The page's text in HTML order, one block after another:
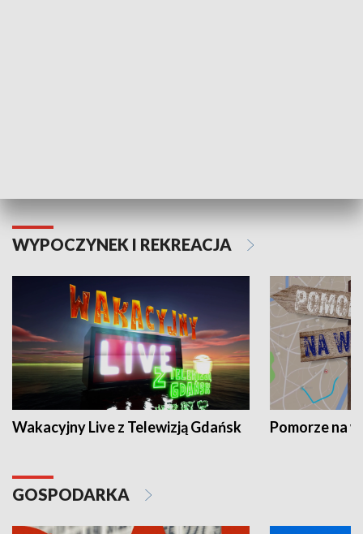
WYPOCZYNEK I REKREACJA
Wakacyjny Live z Telewizją Gdańsk Pomorze na
GOSPODARKA